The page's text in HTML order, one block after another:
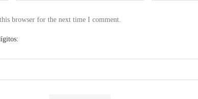
browser for the next time I comment.